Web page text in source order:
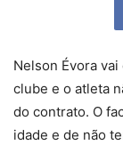
Nelson Évora
clube e o atleta
do contrato. O
idade e de não